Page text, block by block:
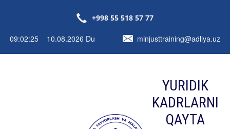
+998 55 518 57 77
09:02:26 10.08.2026 Du minjusttraining@adliya.uz
YURIDIK
KADRLARNI
QAYTA